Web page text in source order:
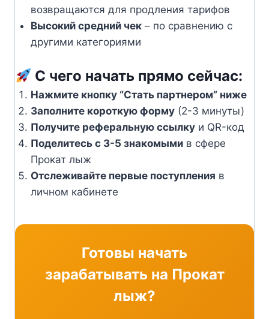
возвращаются для продления тарифов
Высокий средний чек– по сравнению с
другими категориями
С чего начать прямо сейчас:
Нажмите кнопку “Стать партнером” ниже
Заполните короткую форму(2-3 минуты)
Получите реферальную ссылкуи QR-код
Поделитесь с 3-5 знакомымив сфере
Прокат лыж
Отслеживайте первые поступления в
личном кабинете
Готовы начать
зарабатывать на Прокат
лыж?